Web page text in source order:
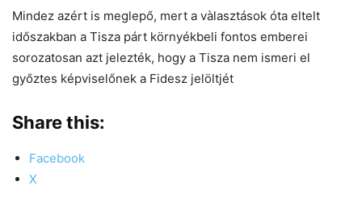
Mindez azért is meglepő, mert a vàlasztások óta eltelt
időszakban a Tisza párt környékbeli fontos emberei
sorozatosan azt jelezték, hogy a Tisza nem ismeri el
győztes képviselőnek a Fidesz jelöltjét
Share this:
Facebook
X